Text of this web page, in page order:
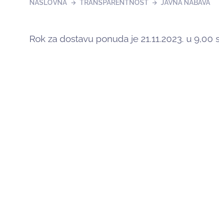
NASLOVNA TRANSPARENTNOST JAVNA NABAVA
Rok za dostavu ponuda je 21.11.2023. u 9,00